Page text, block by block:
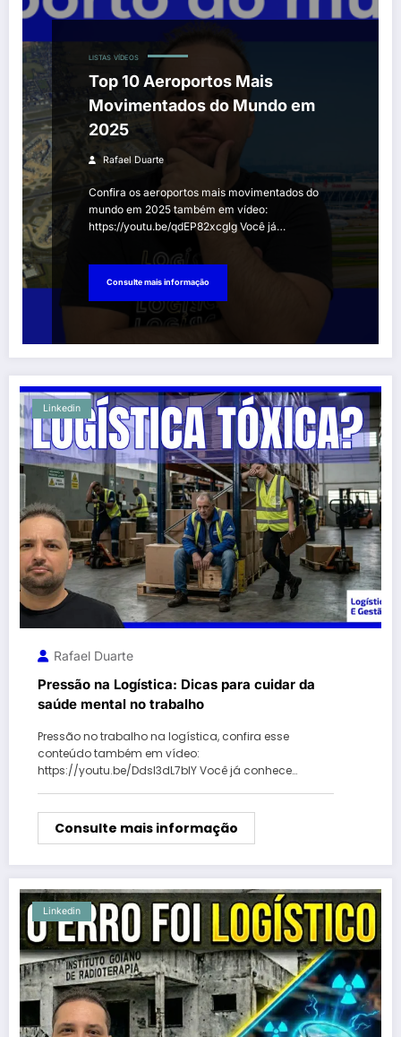
LISTAS VÍDEOS
Top 10 Aeroportos Mais
Movimentados do Mundo em
2025
Rafael Duarte
Confira os aeroportos mais movimentados do
mundo em 2025 também em vídeo:
https://youtu.be/qdEP82xcglg Você já…
Consulte mais informação
Linkedin
Rafael Duarte
Pressão na Logística: Dicas para cuidar da
saúde mental no trabalho
Pressão no trabalho na logística, confira esse
conteúdo também em vídeo:
https://youtu.be/DdsI3dL7blY Você já conhece…
Consulte mais informação
Linkedin